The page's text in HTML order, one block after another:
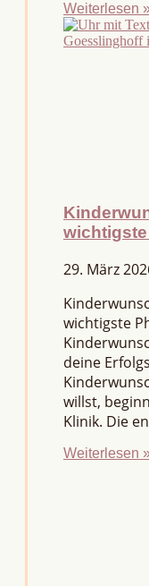
Weiterlesen
29. März
wichtigste
deine
willst,
Klinik. Die
Weiterlesen